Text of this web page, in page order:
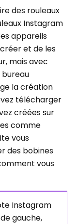
des rouleaux
Instagram
appareils
et de les
mais avec
bureau
la création
télécharger
créées sur
comme
vous
des bobines
vous
Instagram
gauche,